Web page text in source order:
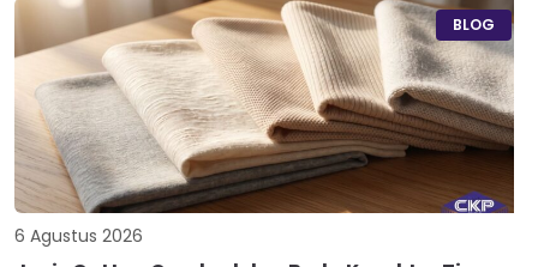
BLOG
6 Agustus 2026